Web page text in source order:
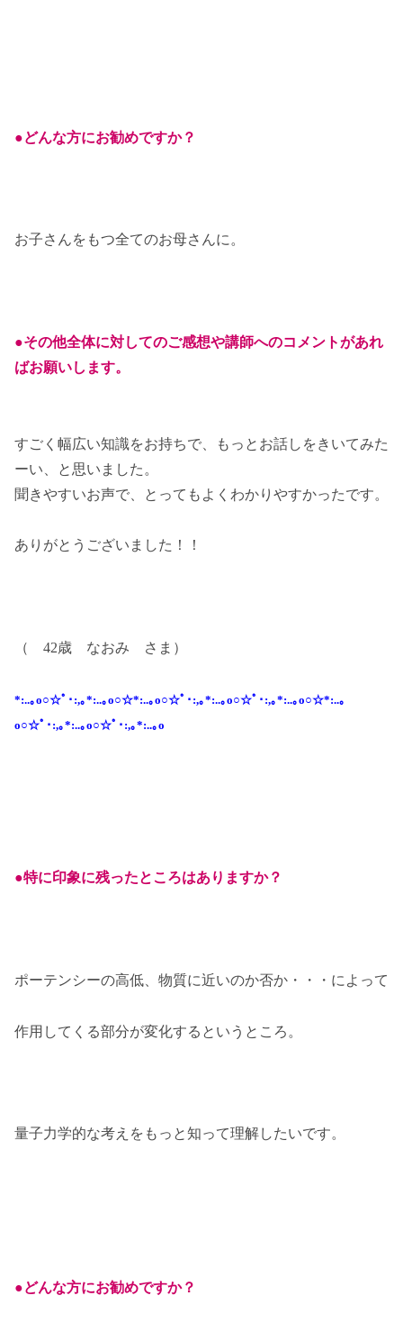
●どんな方にお勧めですか？
お子さんをもつ全てのお母さんに。
●その他全体に対してのご感想や講師へのコメントがあれ
ばお願いします。
すごく幅広い知識をお持ちで、もっとお話しをきいてみた
ーい、と思いました。
聞きやすいお声で、とってもよくわかりやすかったです。
ありがとうございました！！
（ 42歳 なおみ さま）
*:..｡o○☆ﾟ･:,｡*:..｡o○☆*:..｡o○☆ﾟ･:,｡*:..｡o○☆ﾟ･:,｡*:..｡o○☆*:..｡
o○☆ﾟ･:,｡*:..｡o○☆ﾟ･:,｡*:..｡o
●特に印象に残ったところはありますか？
ポーテンシーの高低、物質に近いのか否か・・・によって
作用してくる部分が変化するというところ。
量子力学的な考えをもっと知って理解したいです。
●どんな方にお勧めですか？